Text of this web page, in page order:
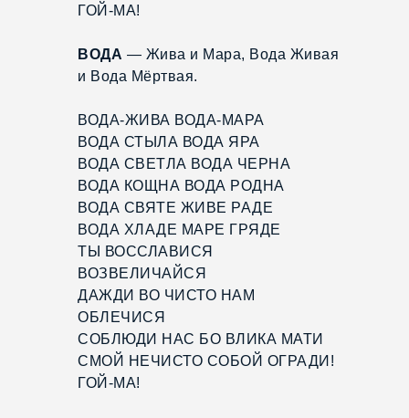
ГОЙ-МА!
ВОДА — Жива и Мара, Вода Живая
и Вода Мёртвая.
ВОДА-ЖИВА ВОДА-МАРА
ВОДА СТЫЛА ВОДА ЯРА
ВОДА СВЕТЛА ВОДА ЧЕРНА
ВОДА КОЩНА ВОДА РОДНА
ВОДА СВЯТЕ ЖИВЕ РАДЕ
ВОДА ХЛАДЕ МАРЕ ГРЯДЕ
ТЫ ВОССЛАВИСЯ
ВОЗВЕЛИЧАЙСЯ
ДАЖДИ ВО ЧИСТО НАМ
ОБЛЕЧИСЯ
СОБЛЮДИ НАС БО ВЛИКА МАТИ
СМОЙ НЕЧИСТО СОБОЙ ОГРАДИ!
ГОЙ-МА!